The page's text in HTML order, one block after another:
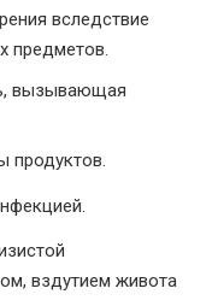
вследствие
предметов.
вызывающая
продуктов.
вздутием живота